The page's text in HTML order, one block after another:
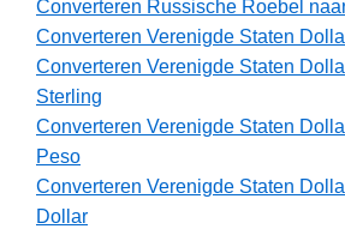
Converteren Russische Roebel
Converteren Verenigde Staten
Converteren Verenigde Staten
Sterling
Converteren Verenigde Staten
Peso
Converteren Verenigde Staten
Dollar